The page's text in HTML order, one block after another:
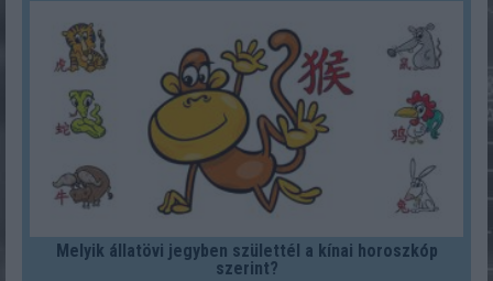
Melyik állatövi jegyben születtél a kínai horoszkóp
szerint?